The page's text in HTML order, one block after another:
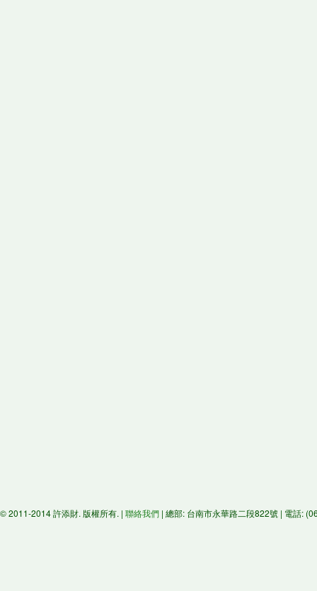
© 2011-2014 許添財. 版權所有. | 聯絡我們 | 總部: 台南市永華路二段822號 | 電話: